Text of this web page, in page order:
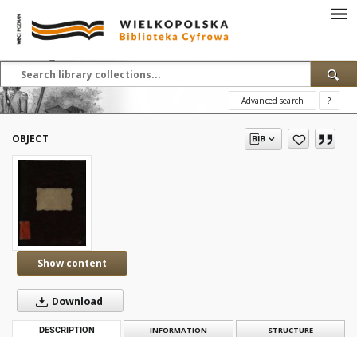
Advanced search ?
OBJECT
Show content
Download
DESCRIPTION INFORMATION STRUCTURE